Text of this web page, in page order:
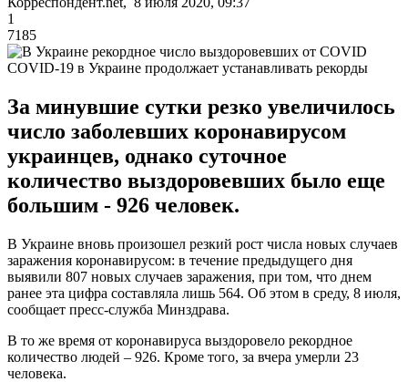
1
7185
COVID-19 в Украине продолжает устанавливать рекорды
За минувшие сутки резко увеличилось
число заболевших коронавирусом
украинцев, однако суточное
количество выздоровевших было еще
большим - 926 человек.
В Украине вновь произошел резкий рост числа новых случаев
заражения коронавирусом: в течение предыдущего дня
выявили 807 новых случаев заражения, при том, что днем
ранее эта цифра составляла лишь 564. Об этом в среду, 8 июля,
сообщает пресс-служба Минздрава.
В то же время от коронавируса выздоровело рекордное
количество людей – 926. Кроме того, за вчера умерли 23
человека.